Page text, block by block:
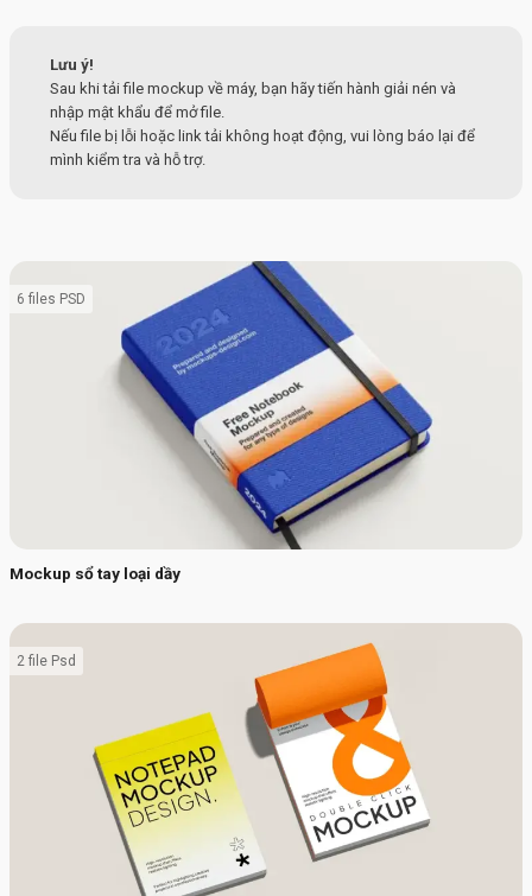
Lưu ý!
Sau khi tải file mockup về máy, bạn hãy tiến hành giải nén và
nhập mật khẩu để mở file.
Nếu file bị lỗi hoặc link tải không hoạt động, vui lòng báo lại để
mình kiểm tra và hỗ trợ.
Mockup sổ tay loại dầy
6 files PSD
2 file Psd